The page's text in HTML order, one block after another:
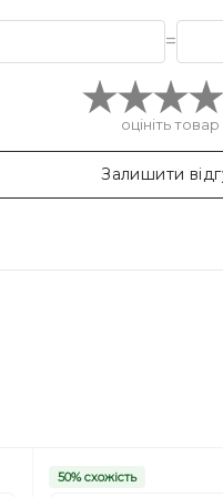
=
оцініть товар
Залишити
50% схожість